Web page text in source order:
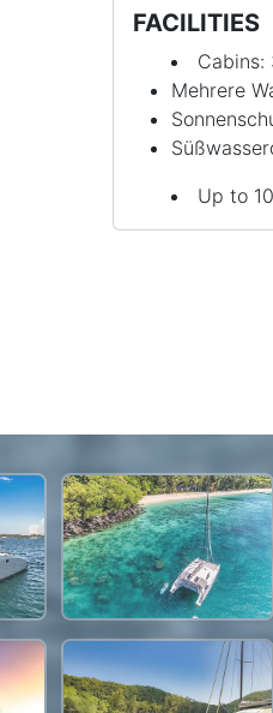
FACILITIES
Cabins:
Mehrere
Up to